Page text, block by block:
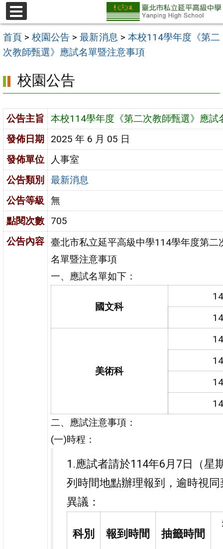
跳
至
主
要
區
選
單
首頁 >校園公告 >最新消息 > 本校114學年度《第二
次教師甄選》應試名單暨注意事項
校園公告
公告主旨
本校114學年度《第二次教師甄選》應試
發佈日期
2025 年 6 月 05 日
發佈單位
人事室
公告類別
最新消息
公告等級
無
點閱次數
705
公告內容 臺北市私立延平高級中學114學年度第二
名單暨注意事項
一、應試名單如下：
國文科
美術科
二、應試注意事項：
(一)時程：
1.應試者請於114年6月7日（星
列時間地點辦理報到，逾時視
異議：
科別 報到時間 抽籤時間